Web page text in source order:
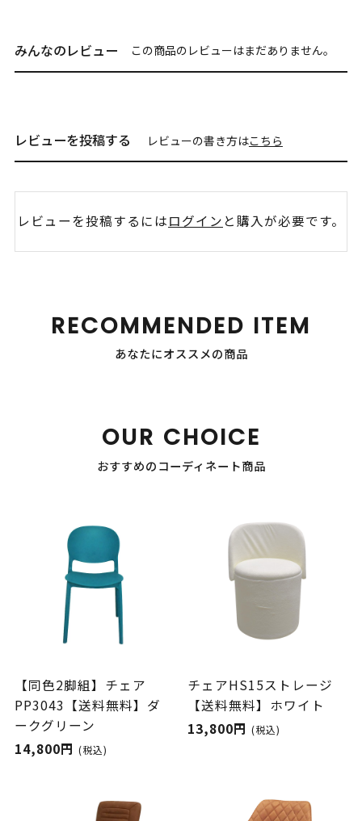
みんなのレビュー この商品のレビューはまだありません。
レビューを投稿する レビューの書き方はこちら
レビューを投稿するにはログイン と購入が必要です。
RECOMMENDED ITEM
あなたにオススメの商品
OUR CHOICE
おすすめのコーディネート商品
【同色2脚組】チェア
PP3043【送料無料】ダ
ークグリーン
14,800円 (税込)
チェアHS15ストレージ
【送料無料】ホワイト
13,800円(税込)